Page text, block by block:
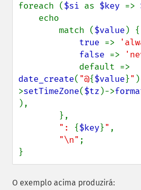
foreach ($si as $key =>
        match (
$value ) {
true =>
false =>
date_create( "@{$value}"
>setTimeZone($tz )->
),
": {$key}" ,
"\n" ;
}
O exemplo acima produzirá: